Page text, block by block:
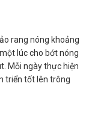
rang nóng khoảng
lúc cho bớt nóng
Mỗi ngày thực hiện
triển tốt lên trông